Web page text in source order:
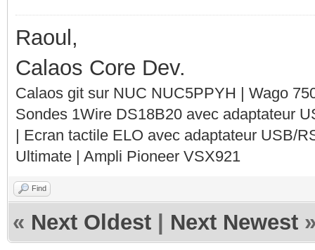
Raoul,
Calaos Core Dev.
Calaos git sur NUC NUC5PPYH | Wago
Sondes 1Wire DS18B20 avec adaptateur
| Ecran tactile ELO avec adaptateur USB/
Ultimate | Ampli Pioneer VSX921
Find
« Next Oldest Next Newest